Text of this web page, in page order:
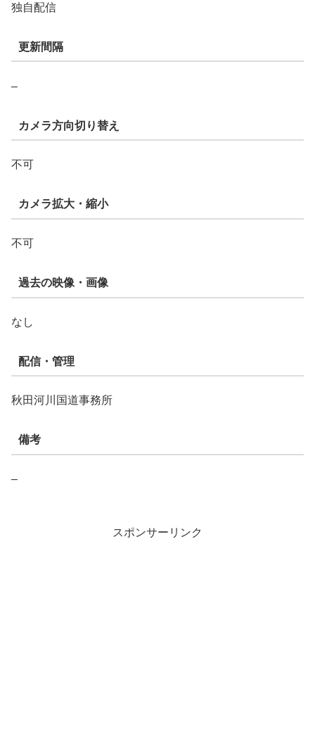
独自配信
更新間隔
–
カメラ方向切り替え
不可
カメラ拡大・縮小
不可
過去の映像・画像
なし
配信・管理
秋田河川国道事務所
備考
–
スポンサーリンク